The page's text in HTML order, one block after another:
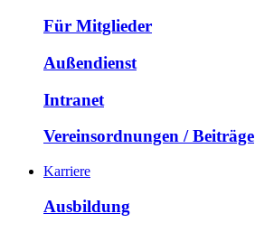
Für Mitglieder
Außendienst
Intranet
Vereinsordnungen / Beiträge
Karriere
Ausbildung